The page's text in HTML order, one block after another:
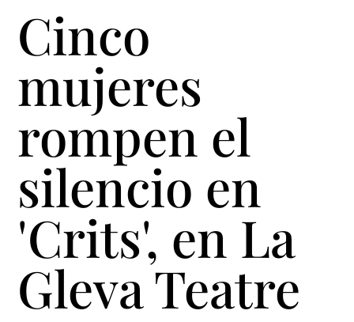
Cinco
mujeres
rompen el
silencio en
'Crits', en La
Gleva Teatre